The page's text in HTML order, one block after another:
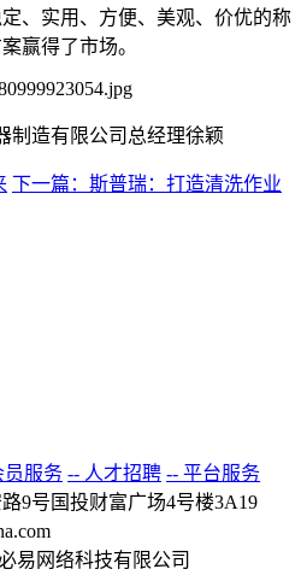
、实用、方便、美观、价优的称
赢得了市场。
制造有限公司总经理徐颖
下一篇：斯普瑞：打造清洗作业
员服务 -- 人才招聘 -- 平台服务
9号国投财富广场4号楼3A19
易网络科技有限公司